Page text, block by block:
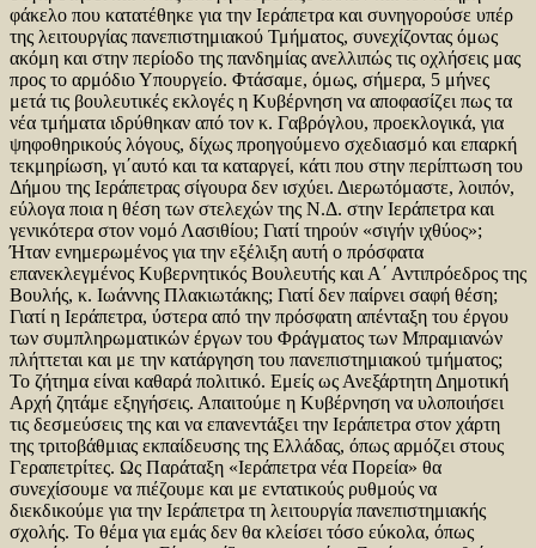
φάκελο που κατατέθηκε για την Ιεράπετρα και συνηγορούσε υπέρ
της λειτουργίας πανεπιστημιακού Τμήματος, συνεχίζοντας όμως
ακόμη και στην περίοδο της πανδημίας ανελλιπώς τις οχλήσεις μας
προς το αρμόδιο Υπουργείο. Φτάσαμε, όμως, σήμερα, 5 μήνες
μετά τις βουλευτικές εκλογές η Κυβέρνηση να αποφασίζει πως τα
νέα τμήματα ιδρύθηκαν από τον κ. Γαβρόγλου, προεκλογικά, για
ψηφοθηρικούς λόγους, δίχως προηγούμενο σχεδιασμό και επαρκή
τεκμηρίωση, γι΄αυτό και τα καταργεί, κάτι που στην περίπτωση του
Δήμου της Ιεράπετρας σίγουρα δεν ισχύει. Διερωτόμαστε, λοιπόν,
εύλογα ποια η θέση των στελεχών της Ν.Δ. στην Ιεράπετρα και
γενικότερα στον νομό Λασιθίου; Γιατί τηρούν «σιγήν ιχθύος»;
Ήταν ενημερωμένος για την εξέλιξη αυτή ο πρόσφατα
επανεκλεγμένος Κυβερνητικός Βουλευτής και Α΄ Αντιπρόεδρος της
Βουλής, κ. Ιωάννης Πλακιωτάκης; Γιατί δεν παίρνει σαφή θέση;
Γιατί η Ιεράπετρα, ύστερα από την πρόσφατη απένταξη του έργου
των συμπληρωματικών έργων του Φράγματος των Μπραμιανών
πλήττεται και με την κατάργηση του πανεπιστημιακού τμήματος;
Το ζήτημα είναι καθαρά πολιτικό. Εμείς ως Ανεξάρτητη Δημοτική
Αρχή ζητάμε εξηγήσεις. Απαιτούμε η Κυβέρνηση να υλοποιήσει
τις δεσμεύσεις της και να επανεντάξει την Ιεράπετρα στον χάρτη
της τριτοβάθμιας εκπαίδευσης της Ελλάδας, όπως αρμόζει στους
Γεραπετρίτες. Ως Παράταξη «Ιεράπετρα νέα Πορεία» θα
συνεχίσουμε να πιέζουμε και με εντατικούς ρυθμούς να
διεκδικούμε για την Ιεράπετρα τη λειτουργία πανεπιστημιακής
σχολής. Το θέμα για εμάς δεν θα κλείσει τόσο εύκολα, όπως